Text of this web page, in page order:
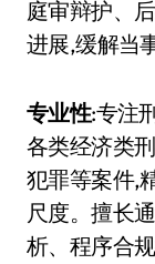
庭审辩护、
进展,缓解当
专业性:专注
各类经济类
犯罪等案件,
尺度。擅长
析、程序合